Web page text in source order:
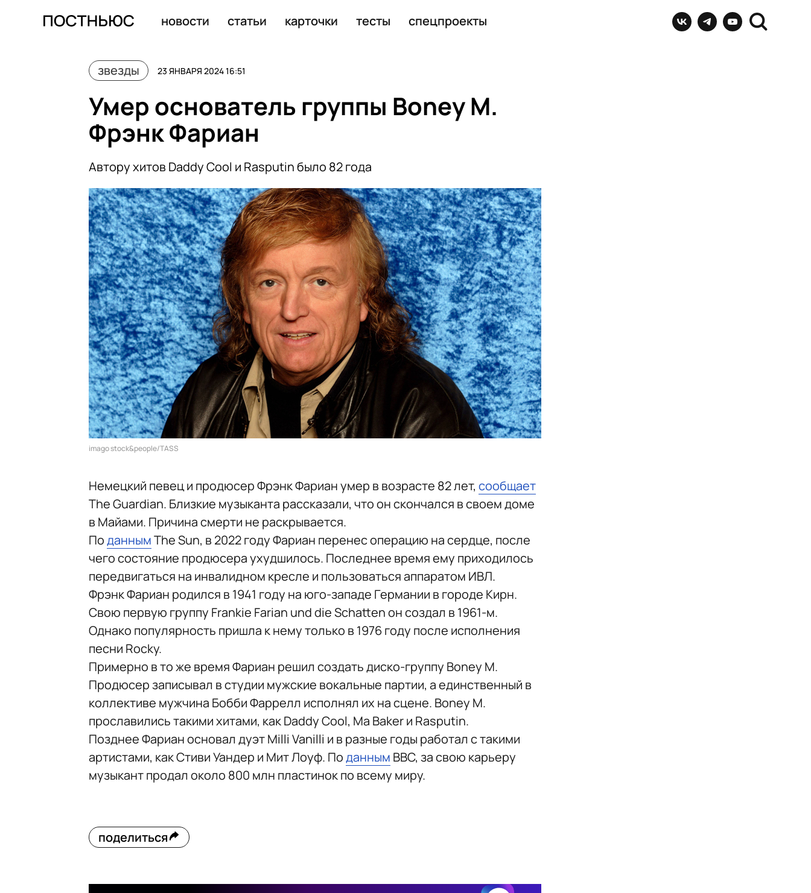
новости статьи карточки тесты спецпроекты
звезды 23 ЯНВАРЯ 2024 16:51
Умер основатель группы Boney M.
Фрэнк Фариан
Автору хитов Daddy Cool и Rasputin было 82 года
imago stock&people/TASS
Немецкий певец и продюсер Фрэнк Фариан умер в возрасте 82 лет, сообщает
The Guardian. Близкие музыканта рассказали, что он скончался в своем доме
в Майами. Причина смерти не раскрывается.
ПоданнымThe Sun, в 2022 году Фариан перенес операцию на сердце, после
чего состояние продюсера ухудшилось. Последнее время ему приходилось
передвигаться на инвалидном кресле и пользоваться аппаратом ИВЛ.
Фрэнк Фариан родился в 1941 году на юго-западе Германии в городе Кирн.
Свою первую группу Frankie Farian und die Schatten он создал в 1961-м.
Однако популярность пришла к нему только в 1976 году после исполнения
песни Rocky.
Примерно в то же время Фариан решил создать диско-группу Boney M.
Продюсер записывал в студии мужские вокальные партии, а единственный в
коллективе мужчина Бобби Фаррелл исполнял их на сцене. Boney M.
прославились такими хитами, как Daddy Cool, Ma Baker и Rasputin.
Позднее Фариан основал дуэт Milli Vanilli и в разные годы работал с такими
артистами, как Стиви Уандер и Мит Лоуф. Поданным BBC, за свою карьеру
музыкант продал около 800 млн пластинок по всему миру.
поделиться